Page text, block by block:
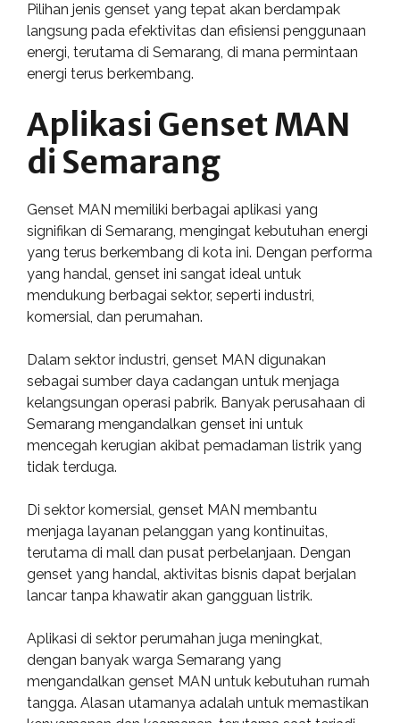
Pilihan jenis genset yang tepat akan berdampak
langsung pada efektivitas dan efisiensi penggunaan
energi, terutama di Semarang, di mana permintaan
energi terus berkembang.
Aplikasi Genset MAN
di Semarang
Genset MAN memiliki berbagai aplikasi yang
signifikan di Semarang, mengingat kebutuhan energi
yang terus berkembang di kota ini. Dengan performa
yang handal, genset ini sangat ideal untuk
mendukung berbagai sektor, seperti industri,
komersial, dan perumahan.
Dalam sektor industri, genset MAN digunakan
sebagai sumber daya cadangan untuk menjaga
kelangsungan operasi pabrik. Banyak perusahaan di
Semarang mengandalkan genset ini untuk
mencegah kerugian akibat pemadaman listrik yang
tidak terduga.
Di sektor komersial, genset MAN membantu
menjaga layanan pelanggan yang kontinuitas,
terutama di mall dan pusat perbelanjaan. Dengan
genset yang handal, aktivitas bisnis dapat berjalan
lancar tanpa khawatir akan gangguan listrik.
Aplikasi di sektor perumahan juga meningkat,
dengan banyak warga Semarang yang
mengandalkan genset MAN untuk kebutuhan rumah
tangga. Alasan utamanya adalah untuk memastikan